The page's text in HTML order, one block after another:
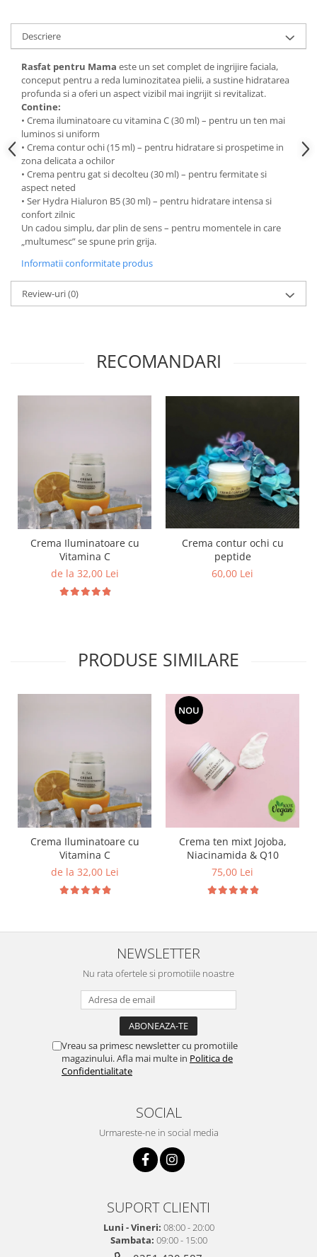
Descriere
Rasfat pentru Mama este un set complet de ingrijire faciala,
conceput pentru a reda luminozitatea pielii, a sustine hidratarea
profunda si a oferi un aspect vizibil mai ingrijit si revitalizat.
Contine:
• Crema iluminatoare cu vitamina C (30 ml) – pentru un ten mai
luminos si uniform
• Crema contur ochi (15 ml) – pentru hidratare si prospetime in
zona delicata a ochilor
• Crema pentru gat si decolteu (30 ml) – pentru fermitate si
aspect neted
• Ser Hydra Hialuron B5 (30 ml) – pentru hidratare intensa si
confort zilnic
Un cadou simplu, dar plin de sens – pentru momentele in care
„multumesc” se spune prin grija.
Informatii conformitate produs
Review-uri(0)
RECOMANDARI
Crema Iluminatoare cu
Vitamina C
de la 32,00 Lei
Crema contur ochi cu
peptide
60,00 Lei
PRODUSE SIMILARE
Crema Iluminatoare cu
Vitamina C
de la 32,00 Lei
NOU
Crema ten mixt Jojoba,
Niacinamida & Q10
75,00 Lei
NEWSLETTER
Nu rata ofertele si promotiile noastre
Vreau sa primesc newsletter cu promotiile
magazinului. Afla mai multe in Politica de
Confidentialitate
SOCIAL
Urmareste-ne in social media
SUPORT CLIENTI
Luni - Vineri: 08:00 - 20:00
Sambata: 09:00 - 15:00